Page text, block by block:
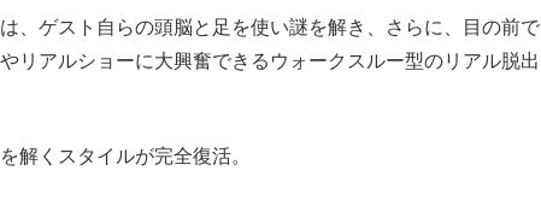
、ゲスト自らの頭脳と足を使い謎を解き、さらに、目の前で
リアルショーに大興奮できるウォークスルー型のリアル脱出
解くスタイルが完全復活。